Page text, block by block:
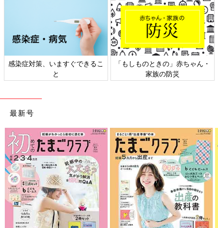
感染症対策、いますぐできるこ
と
「もしものときの」赤ちゃん・
家族の防災
最新号